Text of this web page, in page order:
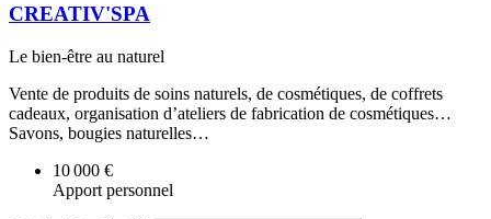
CREATIV'SPA
Le bien-être au naturel
Vente de produits de soins naturels, de cosmétiques, de coffrets
cadeaux, organisation d’ateliers de fabrication de cosmétiques…
Savons, bougies naturelles…
10 000 €
Apport personnel